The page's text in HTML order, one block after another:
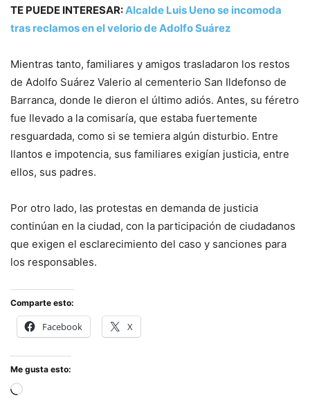
TE PUEDE INTERESAR:Alcalde Luis Ueno se incomoda
tras reclamos en el velorio de Adolfo Suárez
Mientras tanto, familiares y amigos trasladaron los restos
de Adolfo Suárez Valerio al cementerio San Ildefonso de
Barranca, donde le dieron el último adiós. Antes, su féretro
fue llevado a la comisaría, que estaba fuertemente
resguardada, como si se temiera algún disturbio. Entre
llantos e impotencia, sus familiares exigían justicia, entre
ellos, sus padres.
Por otro lado, las protestas en demanda de justicia
continúan en la ciudad, con la participación de ciudadanos
que exigen el esclarecimiento del caso y sanciones para
los responsables.
Comparte esto:
Facebook X
Me gusta esto:
Cargando...